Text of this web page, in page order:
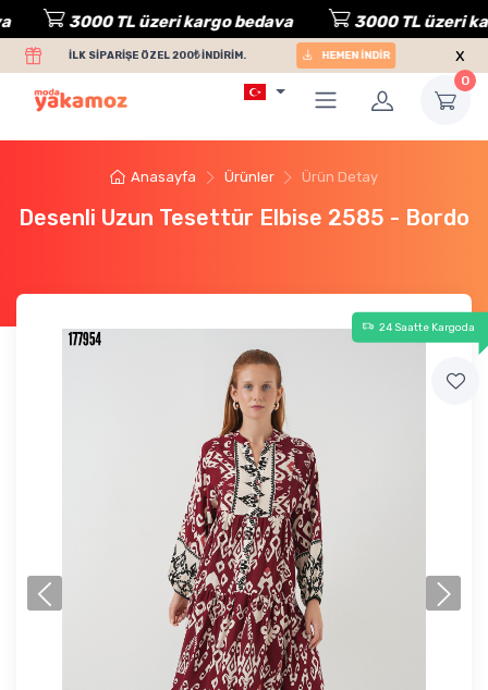
3000 TL üzeri kargo bedava 3000 TL üzeri
İLK SİPARİŞE ÖZEL 200₺ İNDİRİM. HEMEN İNDİR x
0
Anasayfa Ürünler Ürün Detay
Desenli Uzun Tesettür Elbise 2585 - Bordo
24 Saatte Kargoda